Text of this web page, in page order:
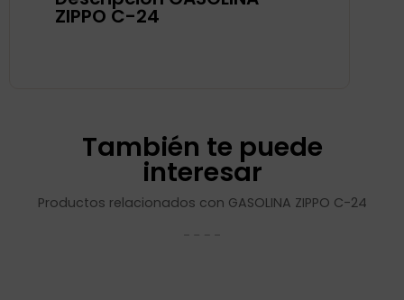
ZIPPO C-24
También te puede
interesar
Productos relacionados con GASOLINA ZIPPO C-24